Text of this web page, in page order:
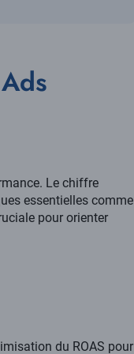
Le chiffre
essentielles comme
pour orienter
du ROAS pour